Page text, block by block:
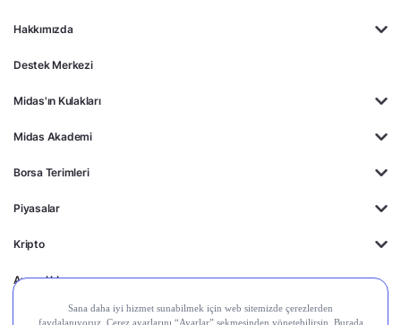
Hakkımızda
Destek Merkezi
Midas'ın Kulakları
Midas Akademi
Borsa Terimleri
Piyasalar
Kripto
Ayrıcalıklar